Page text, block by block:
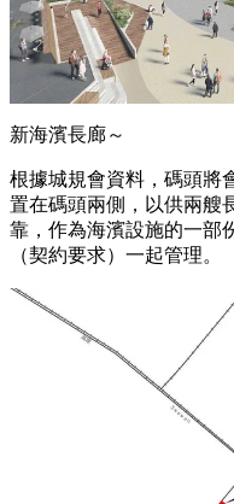
新海濱長廊～
根據城規會資料，碼頭將
置在碼頭兩側，以供兩艘
靠，作為海濱設施的一部
（契約要求）一起管理。